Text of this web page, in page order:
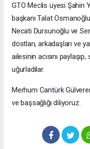
GTO Meclis üyesi Şahin
başkanı Talat
Necati Dursunoğlu ve
dostları, arkadaşları ve
ailesinin acısını
uğurladılar.
Merhum Cantürk
ve başsağlığı diliyoruz.